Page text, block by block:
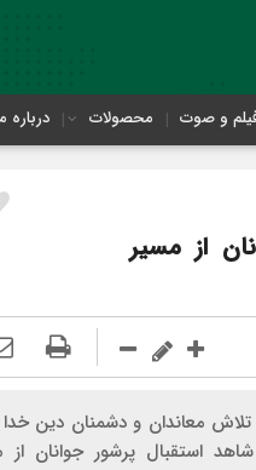
و صوت محصولات درباره
از مسیر
معاندان و دشمنان دین خدا
استقبال پرشور جوانان از